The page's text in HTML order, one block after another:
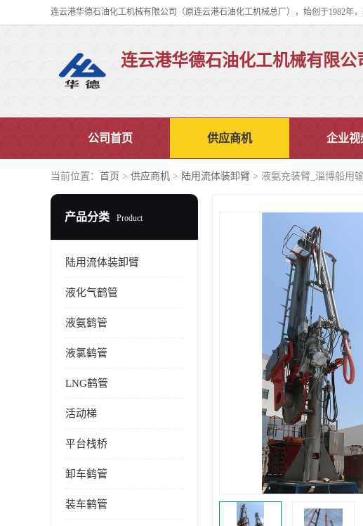
连云港华德石油化工机械有限公
公司首页 供应商机 企业视
当前位置： 首页 > 供应商机 > 陆用流体装卸臂 > 液氨充装臂_淄博船用
产品分类 Product
陆用流体装卸臂
液化气鹤管
液氨鹤管
液氯鹤管
LNG鹤管
活动梯
平台栈桥
卸车鹤管
装车鹤管